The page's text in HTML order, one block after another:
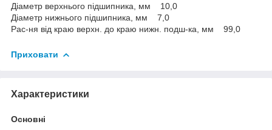
Діаметр верхнього підшипника, мм 10,0
Діаметр нижнього підшипника, мм 7,0
Рас-ня від краю верхн. до краю нижн. подш-ка, мм 99,0
Приховати
Характеристики
Основні